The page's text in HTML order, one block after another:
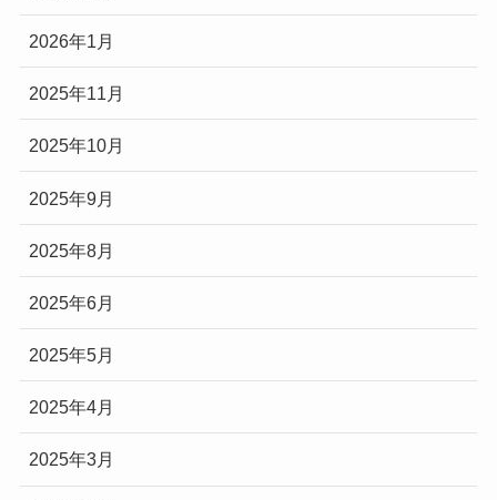
2026年1月
2025年11月
2025年10月
2025年9月
2025年8月
2025年6月
2025年5月
2025年4月
2025年3月